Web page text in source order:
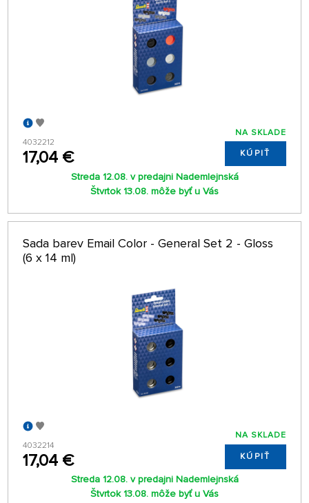
4032212
17,04 €
NA SKLADE
KÚPIŤ
Streda 12.08. v predajni Nademlejnská
Štvrtok 13.08. môže byť u Vás
Sada barev Email Color - General Set 2 - Gloss
(6 x 14 ml)
4032214
17,04 €
NA SKLADE
KÚPIŤ
Streda 12.08. v predajni Nademlejnská
Štvrtok 13.08. môže byť u Vás